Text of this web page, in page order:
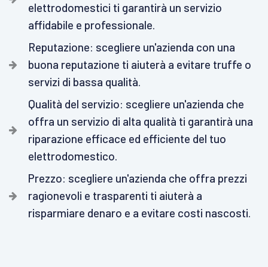
elettrodomestici ti garantirà un servizio
affidabile e professionale.
Reputazione: scegliere un'azienda con una
buona reputazione ti aiuterà a evitare truffe o
servizi di bassa qualità.
Qualità del servizio: scegliere un'azienda che
offra un servizio di alta qualità ti garantirà una
riparazione efficace ed efficiente del tuo
elettrodomestico.
Prezzo: scegliere un'azienda che offra prezzi
ragionevoli e trasparenti ti aiuterà a
risparmiare denaro e a evitare costi nascosti.